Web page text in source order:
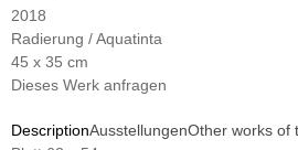
2018
Radierung / Aquatinta
45 x 35 cm
Dieses Werk anfragen
DescriptionAusstellungenOther works of